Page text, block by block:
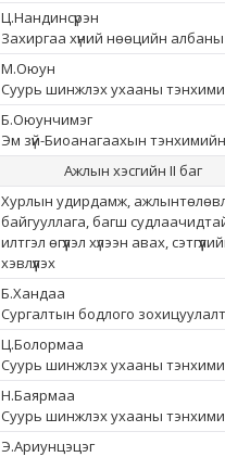
Ц.Нандинсүрэн
Захиргаа хүний нөөцийн
М.Оюун
Суурь шинжлэх ухааны
Б.Оюунчимэг
Эм зүй-Биоанагаахын
Ажлын хэсгийн II баг
Хурлын удирдамж,
байгууллага, багш
илтгэл өгүүлэл хүлээн авах,
хэвлүүлэх
Б.Хандаа
Сургалтын бодлого
Ц.Болормаа
Суурь шинжлэх ухааны
Н.Баярмаа
Суурь шинжлэх ухааны
Э.Ариунцэцэг